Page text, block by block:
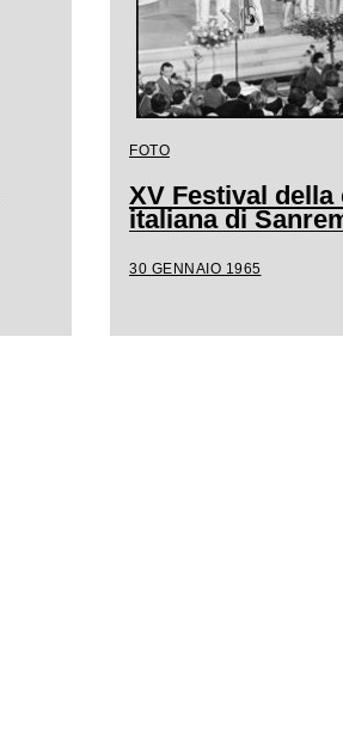
FOTO
XV Festival della
italiana di
30 GENNAIO 1965